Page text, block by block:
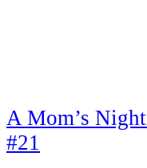
A Mom’s
#21